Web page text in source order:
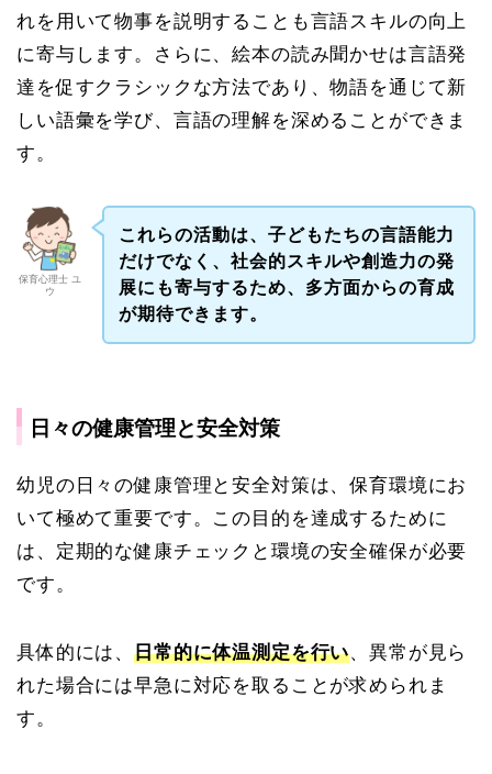
れを用いて物事を説明することも言語スキルの向上
に寄与します。さらに、絵本の読み聞かせは言語発
達を促すクラシックな方法であり、物語を通じて新
しい語彙を学び、言語の理解を深めることができま
す。
保育心理士 ユ
ウ
これらの活動は、子どもたちの言語能力
だけでなく、社会的スキルや創造力の発
展にも寄与するため、多方面からの育成
が期待できます。
日々の健康管理と安全対策
幼児の日々の健康管理と安全対策は、保育環境にお
いて極めて重要です。この目的を達成するために
は、定期的な健康チェックと環境の安全確保が必要
です。
具体的には、日常的に体温測定を行い、異常が見ら
れた場合には早急に対応を取ることが求められま
す。